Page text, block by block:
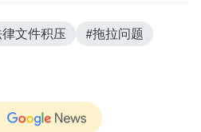
文件积压 #拖拉问题